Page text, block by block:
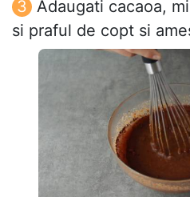
Adaugati cacaoa,
si praful de copt si